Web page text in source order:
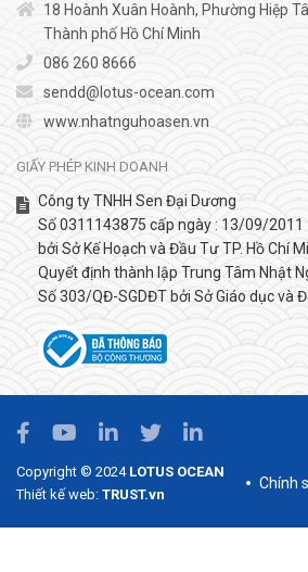
18 Hoành Xuân Hoành, Phường Hiệp
Thành phố Hồ Chí Minh
086 260 8666
sendd@lotus-ocean.com
www.nhatnguhoasen.vn
GIẤY PHÉP KINH DOANH
Công ty TNHH Sen Đại Dương
Số 0311143875 cấp ngày : 13/09/2011
bởi Sở Kế Hoạch và Đầu Tư TP. Hồ Chí
Quyết định thành lập Trung Tâm Nhật
Số 303/QĐ-SGDĐT bởi Sở Giáo dục và
Copyright © 2024 LOTUS OCEAN
Thiết kế web: TRUST.vn
Chính